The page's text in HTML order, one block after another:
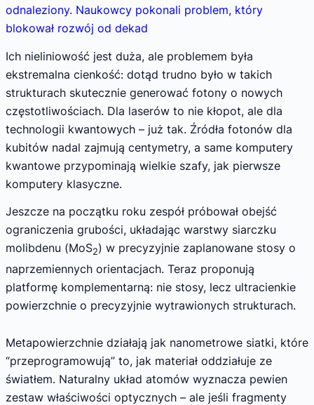
odnaleziony. Naukowcy pokonali problem, który
blokował rozwój od dekad
Ich nieliniowość jest duża, ale problemem była
ekstremalna cienkość: dotąd trudno było w takich
strukturach skutecznie generować fotony o nowych
częstotliwościach. Dla laserów to nie kłopot, ale dla
technologii kwantowych – już tak. Źródła fotonów dla
kubitów nadal zajmują centymetry, a same komputery
kwantowe przypominają wielkie szafy, jak pierwsze
komputery klasyczne.
Jeszcze na początku roku zespół próbował obejść
ograniczenia grubości, układając warstwy siarczku
molibdenu (MoS2) w precyzyjnie zaplanowane stosy o
naprzemiennych orientacjach. Teraz proponują
platformę komplementarną: nie stosy, lecz ultracienkie
powierzchnie o precyzyjnie wytrawionych strukturach.
Metapowierzchnie działają jak nanometrowe siatki, które
“przeprogramowują” to, jak materiał oddziałuje ze
światłem. Naturalny układ atomów wyznacza pewien
zestaw właściwości optycznych – ale jeśli fragmenty